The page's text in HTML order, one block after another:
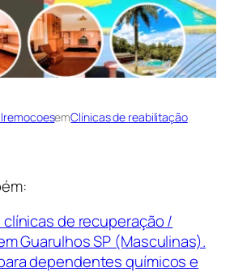
emClínicas de reabilitação
de recuperação /
Guarulhos SP (Masculinas).
dependentes químicos e